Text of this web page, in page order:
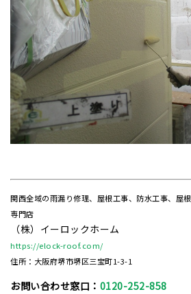
関西全域の雨漏り修理、屋根工事、防水工事、屋
専門店
（株）イーロックホーム
https://elock-roof.com/
住所：大阪府堺市堺区三宝町1-3-1
お問い合わせ窓口： 0120-252-858